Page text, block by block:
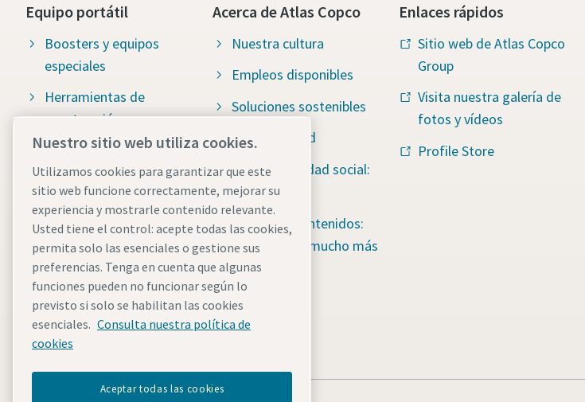
Equipo portátil
Boosters y equipos
especiales
Herramientas de
construcción
Bombas de drenaje
Sistemas de
almacenamiento de
energía
Torres de iluminación
Compresores de aire
portátiles
Generadores de energía
Acerca de Atlas Copco
Nuestra cultura
Empleos disponibles
Soluciones sostenibles
Sostenibilidad
Responsabilidad social:
Water for All
Centro de contenidos:
blog, guías y mucho más
Enlaces rápidos
Sitio web de Atlas Copco
Group
Visita nuestra galería de
fotos y vídeos
Profile Store
Nuestro sitio web utiliza cookies.
Utilizamos cookies para garantizar que este
sitio web funcione correctamente, mejorar su
experiencia y mostrarle contenido relevante.
Usted tiene el control: acepte todas las cookies,
permita solo las esenciales o gestione sus
preferencias. Tenga en cuenta que algunas
funciones pueden no funcionar según lo
previsto si solo se habilitan las cookies
esenciales. Consulta nuestra política de
cookies
Aceptar todas las cookies